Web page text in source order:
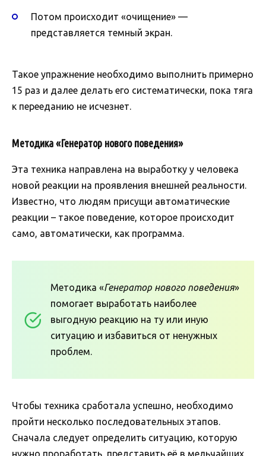
Потом происходит «очищение» —
представляется темный экран.
Такое упражнение необходимо выполнить примерно
15 раз и далее делать его систематически, пока тяга
к перееданию не исчезнет.
Методика «Генератор нового поведения»
Эта техника направлена на выработку у человека
новой реакции на проявления внешней реальности.
Известно, что людям присущи автоматические
реакции – такое поведение, которое происходит
само, автоматически, как программа.
Методика «Генератор нового поведения»
помогает выработать наиболее
выгодную реакцию на ту или иную
ситуацию и избавиться от ненужных
проблем.
Чтобы техника сработала успешно, необходимо
пройти несколько последовательных этапов.
Сначала следует определить ситуацию, которую
нужно проработать, представить её в мельчайших